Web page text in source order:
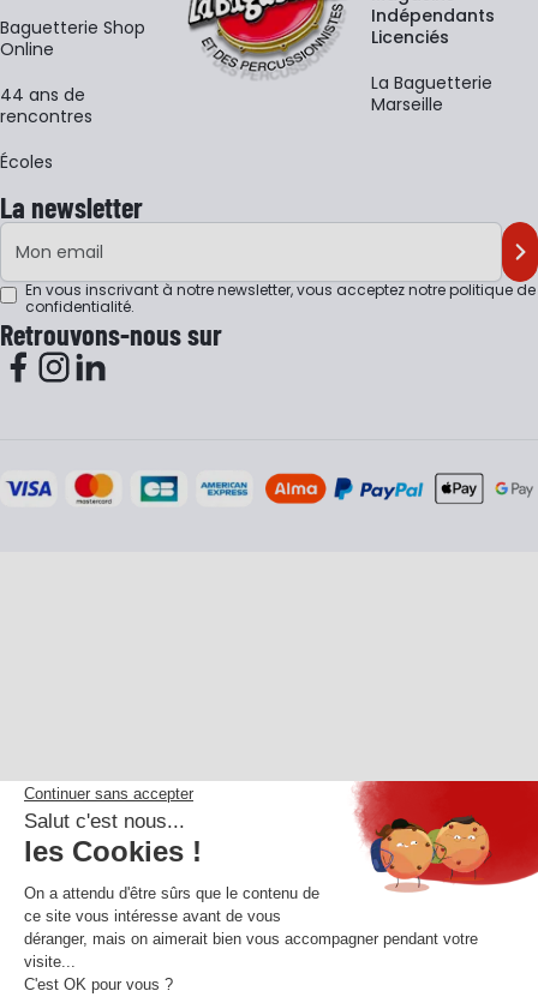
Baguetterie Shop
Online
44 ans de
rencontres
Écoles
Indépendants
Licenciés
La Baguetterie
Marseille
La newsletter
Adresse e-mail
En vous inscrivant à notre newsletter, vous acceptez notrepolitique de
confidentialité.
Retrouvons-nous sur